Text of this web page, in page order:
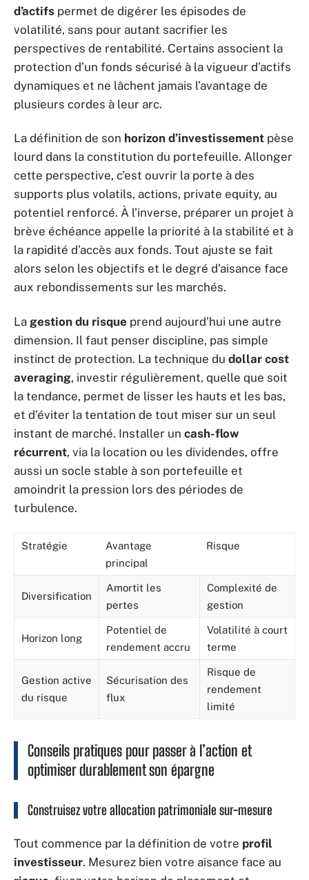
d’actifs permet de digérer les épisodes de
volatilité, sans pour autant sacrifier les
perspectives de rentabilité. Certains associent la
protection d’un fonds sécurisé à la vigueur d’actifs
dynamiques et ne lâchent jamais l’avantage de
plusieurs cordes à leur arc.
La définition de son horizon d’investissement pèse
lourd dans la constitution du portefeuille. Allonger
cette perspective, c’est ouvrir la porte à des
supports plus volatils, actions, private equity, au
potentiel renforcé. À l’inverse, préparer un projet à
brève échéance appelle la priorité à la stabilité et à
la rapidité d’accès aux fonds. Tout ajuste se fait
alors selon les objectifs et le degré d’aisance face
aux rebondissements sur les marchés.
La gestion du risque prend aujourd’hui une autre
dimension. Il faut penser discipline, pas simple
instinct de protection. La technique du dollar cost
averaging, investir régulièrement, quelle que soit
la tendance, permet de lisser les hauts et les bas,
et d’éviter la tentation de tout miser sur un seul
instant de marché. Installer un cash-flow
récurrent, via la location ou les dividendes, offre
aussi un socle stable à son portefeuille et
amoindrit la pression lors des périodes de
turbulence.
Stratégie
Avantage
principal
Risque
Diversification
Amortit les
pertes
Complexité de
gestion
Horizon long
Potentiel de
rendement accru
Volatilité à court
terme
Gestion active
du risque
Sécurisation des
flux
Risque de
rendement
limité
Conseils pratiques pour passer à l’action et
optimiser durablement son épargne
Construisez votre allocation patrimoniale sur-mesure
Tout commence par la définition de votre profil
investisseur. Mesurez bien votre aisance face au